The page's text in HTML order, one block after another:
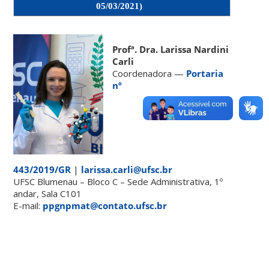
05/03/2021)
Profª. Dra. Larissa Nardini
Carli
Coordenadora — Portaria
nº
443/2019/GR | larissa.carli@ufsc.br
UFSC Blumenau – Bloco C – Sede Administrativa, 1º
andar, Sala C101
E-mail: ppgnpmat@contato.ufsc.br